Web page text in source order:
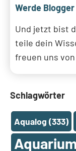
Werde
Und jetzt bist
teile dein
freuen uns
Schlagwörter
Aqualog (333)
Aquarium